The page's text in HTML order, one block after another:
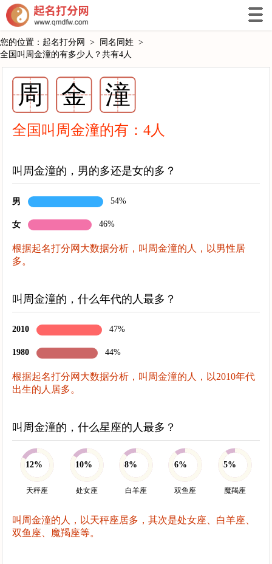
您的位置： 起名打分网 > 同名同姓 >
全国叫周金潼的有多少人？共有4人
周 金 潼
全国叫周金潼的有：4人
叫周金潼的，男的多还是女的多？
男 54%
女 46%
根据起名打分网大数据分析，叫周金潼的人，以男性居
多。
叫周金潼的，什么年代的人最多？
2010 47%
1980 44%
根据起名打分网大数据分析，叫周金潼的人，以2010年代
出生的人居多。
叫周金潼的，什么星座的人最多？
12%
天秤座
10%
处女座
8%
白羊座
6%
双鱼座
5%
魔羯座
叫周金潼的人，以天秤座居多，其次是处女座、白羊座、
双鱼座、魔羯座等。